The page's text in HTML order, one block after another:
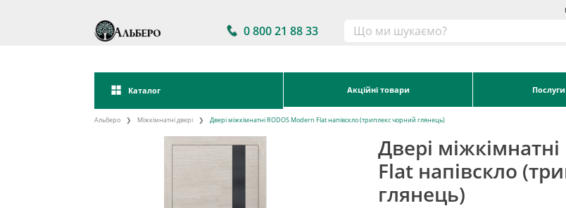
0 800 21 88 33
Каталог Акційні товари Послуги
Альберо Міжкімнатні двері Двері міжкімнатні RODOS Modern Flat напівскло (триплекс чорний глянець)
Двері
Flat напівскло
глянець)